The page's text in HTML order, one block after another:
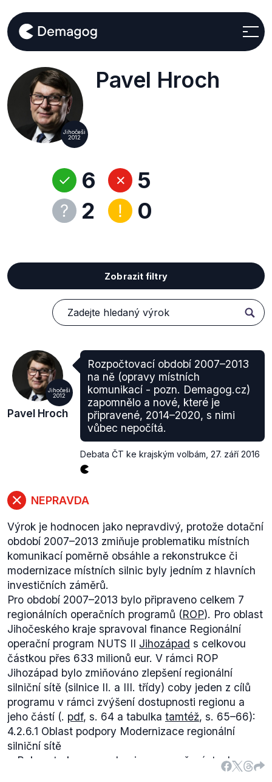
Jihočeši
2012
Pavel Hroch
6
2
5
0
Zobrazit filtry
Jihočeši
2012
Pavel Hroch
Rozpočtovací období 2007–2013
na ně (opravy místních
komunikací - pozn. Demagog.cz)
zapomnělo a nové, které je
připravené, 2014–2020, s nimi
vůbec nepočítá.
Debata ČT ke krajským volbám 27. září 2016
NEPRAVDA
Výrok je hodnocen jako nepravdivý, protože dotační
období 2007–2013 zmiňuje problematiku místních
komunikací poměrně obsáhle a rekonstrukce či
modernizace místních silnic byly jedním z hlavních
investičních záměrů.
Pro období 2007–2013 bylo připraveno celkem 7
regionálních operačních programů (ROP). Pro oblast
Jihočeského kraje spravoval finance Regionální
operační program NUTS II Jihozápad s celkovou
částkou přes 633 milionů eur. V rámci ROP
Jihozápad bylo zmiňováno zlepšení regionální
silniční sítě (silnice II. a III. třídy) coby jeden z cílů
programu v rámci zvýšení dostupnosti regionu a
jeho částí (. pdf, s. 64 a tabulka tamtéž, s. 65–66):
4.2.6.1 Oblast podpory Modernizace regionální
silniční sítě
Rekonstrukce a modernizace, popř. výstavba
souvislých úseků silnic II. a III. třídy pro zlepšení